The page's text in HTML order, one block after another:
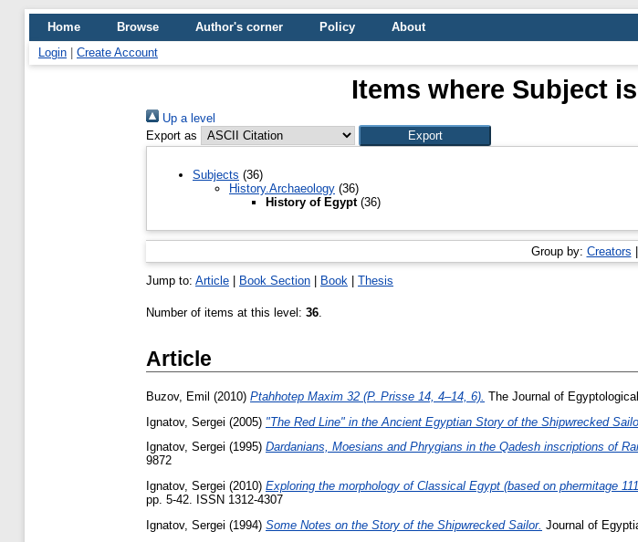
Home Browse Author's corner Policy
About
Login
Create Account
Items where Subject
Up a level
Export as
Subjects (36)
History.Archaeology (36)
History of Egypt(36)
Group by: Creators |
Jump to: Article | Book Section | Book | Thesis
Number of items at this level: 36
Article
Buzov, Emil (2010) Ptahhotep Maxim 32 (P. Prisse 14, 4–14, 6). The Journal of
Ignatov, Sergei (2005) "The Red Line" in the Ancient Egyptian Story of the Shipwrecked
Ignatov, Sergei (1995) Dardanians, Moesians and Phrygians in thе Qadesh inscriptions of
9872
Ignatov, Sergei (2010) Exploring the morphology of Classical Egypt (based on phermitage
pp. 5-42. ISSN 1312-4307
Ignatov, Sergei (1994) Some Notes on the Story of the Shipwrecked Sailor. Journal of